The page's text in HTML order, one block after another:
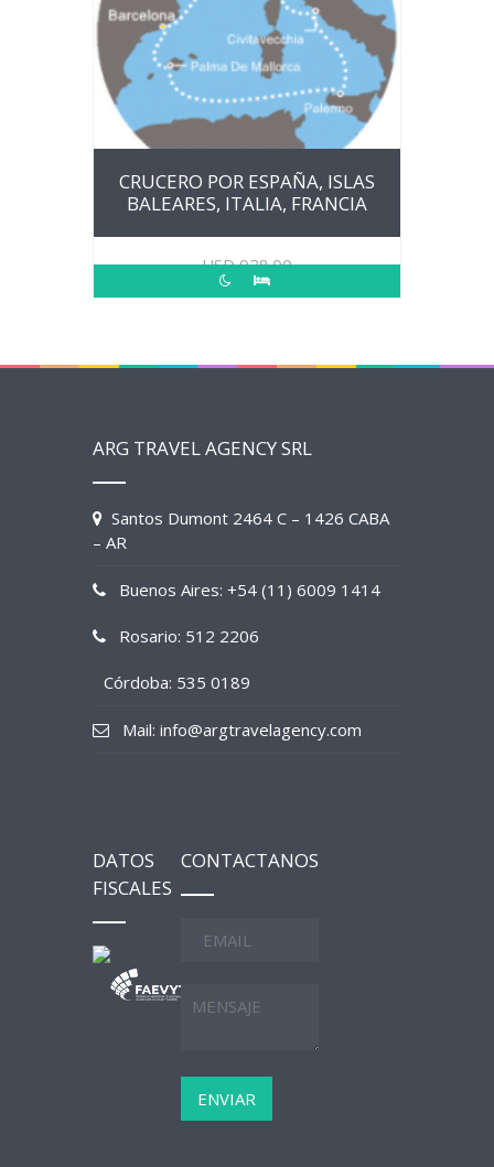
CRUCERO POR ESPAÑA, ISLAS
BALEARES, ITALIA, FRANCIA
USD928.00
ARG TRAVEL AGENCY SRL
Santos Dumont 2464 C – 1426 CABA
– AR
Buenos Aires: +54 (11) 6009 1414
Rosario: 512 2206
Córdoba: 535 0189
Mail: info@argtravelagency.com
DATOS
FISCALES
CONTACTANOS